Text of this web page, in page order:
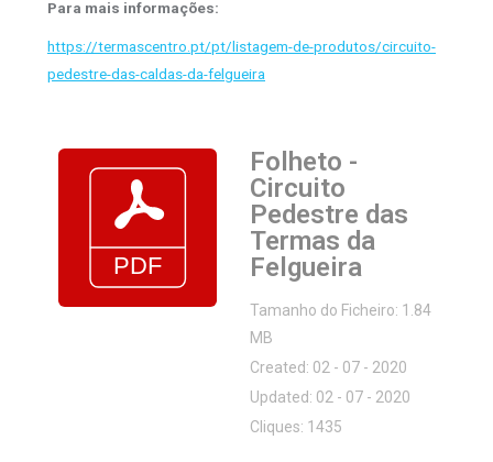
Para mais informações:
https://termascentro.pt/pt/listagem-de-produtos/circuito-
pedestre-das-caldas-da-felgueira
Folheto -
Circuito
Pedestre das
Termas da
Felgueira
Tamanho do Ficheiro: 1.84
MB
Created: 02 - 07 - 2020
Updated: 02 - 07 - 2020
Cliques: 1435